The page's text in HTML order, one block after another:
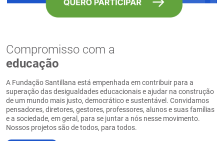
Compromisso com a
educação
A Fundação Santillana está empenhada em contribuir para a
superação das desigualdades educacionais e ajudar na construção
de um mundo mais justo, democrático e sustentável. Convidamos
pensadores, diretores, gestores, professores, alunos e suas famílias
e a sociedade, em geral, para se juntar a nós nesse movimento.
Nossos projetos são de todos, para todos.